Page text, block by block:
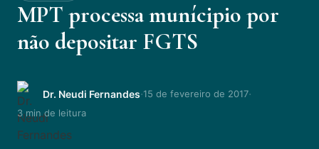
MPT processa munícipio por
não depositar FGTS
Dr. Neudi Fernandes·15 de fevereiro de 2017·
3 min de leitura